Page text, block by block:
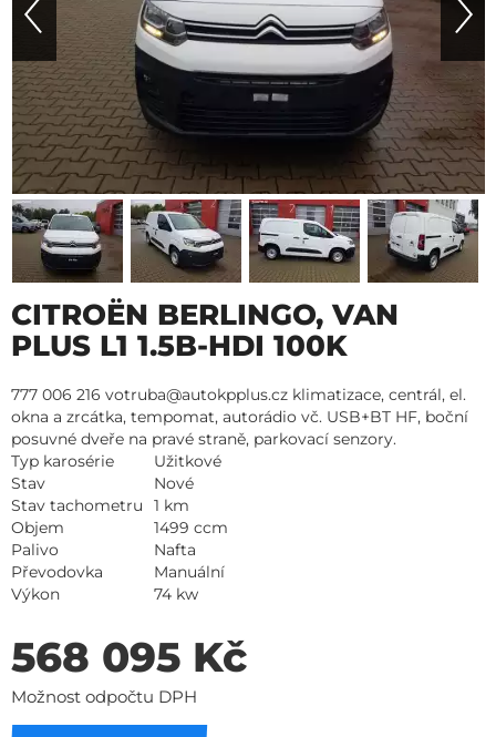
CITROËN BERLINGO, VAN
PLUS L1 1.5B-HDI 100K
777 006 216 votruba@autokpplus.cz klimatizace, centrál, el.
okna a zrcátka, tempomat, autorádio vč. USB+BT HF, boční
posuvné dveře na pravé straně, parkovací senzory.
Typ karosérie
Užitkové
Stav
Nové
Stav tachometru
1 km
Objem
1499 ccm
Palivo
Nafta
Převodovka
Manuální
Výkon
74 kw
568 095 Kč
Možnost odpočtu DPH